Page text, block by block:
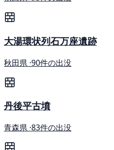
大湯環状列石万座遺跡
秋田県 ·90件の出没
丹後平古墳
青森県 ·83件の出没